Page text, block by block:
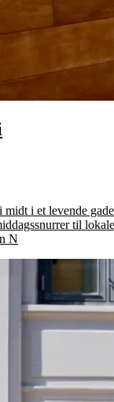
i et levende
til
N